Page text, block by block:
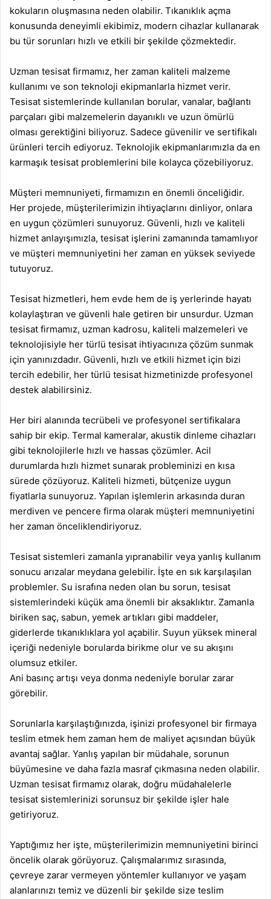
kokuların oluşmasına neden olabilir. Tıkanıklık açma
konusunda deneyimli ekibimiz, modern cihazlar kullanarak
bu tür sorunları hızlı ve etkili bir şekilde çözmektedir.
Uzman tesisat firmamız, her zaman kaliteli malzeme
kullanımı ve son teknoloji ekipmanlarla hizmet verir.
Tesisat sistemlerinde kullanılan borular, vanalar, bağlantı
parçaları gibi malzemelerin dayanıklı ve uzun ömürlü
olması gerektiğini biliyoruz. Sadece güvenilir ve sertifikalı
ürünleri tercih ediyoruz. Teknolojik ekipmanlarımızla da en
karmaşık tesisat problemlerini bile kolayca çözebiliyoruz.
Müşteri memnuniyeti, firmamızın en önemli önceliğidir.
Her projede, müşterilerimizin ihtiyaçlarını dinliyor, onlara
en uygun çözümleri sunuyoruz. Güvenli, hızlı ve kaliteli
hizmet anlayışımızla, tesisat işlerini zamanında tamamlıyor
ve müşteri memnuniyetini her zaman en yüksek seviyede
tutuyoruz.
Tesisat hizmetleri, hem evde hem de iş yerlerinde hayatı
kolaylaştıran ve güvenli hale getiren bir unsurdur. Uzman
tesisat firmamız, uzman kadrosu, kaliteli malzemeleri ve
teknolojisiyle her türlü tesisat ihtiyacınıza çözüm sunmak
için yanınızdadır. Güvenli, hızlı ve etkili hizmet için bizi
tercih edebilir, her türlü tesisat hizmetinizde profesyonel
destek alabilirsiniz.
Her biri alanında tecrübeli ve profesyonel sertifikalara
sahip bir ekip. Termal kameralar, akustik dinleme cihazları
gibi teknolojilerle hızlı ve hassas çözümler. Acil
durumlarda hızlı hizmet sunarak probleminizi en kısa
sürede çözüyoruz. Kaliteli hizmeti, bütçenize uygun
fiyatlarla sunuyoruz. Yapılan işlemlerin arkasında duran
merdiven ve pencere firma olarak müşteri memnuniyetini
her zaman önceliklendiriyoruz.
Tesisat sistemleri zamanla yıpranabilir veya yanlış kullanım
sonucu arızalar meydana gelebilir. İşte en sık karşılaşılan
problemler. Su israfına neden olan bu sorun, tesisat
sistemlerindeki küçük ama önemli bir aksaklıktır. Zamanla
biriken saç, sabun, yemek artıkları gibi maddeler,
giderlerde tıkanıklıklara yol açabilir. Suyun yüksek mineral
içeriği nedeniyle borularda birikme olur ve su akışını
olumsuz etkiler.
Ani basınç artışı veya donma nedeniyle borular zarar
görebilir.
Sorunlarla karşılaştığınızda, işinizi profesyonel bir firmaya
teslim etmek hem zaman hem de maliyet açısından büyük
avantaj sağlar. Yanlış yapılan bir müdahale, sorunun
büyümesine ve daha fazla masraf çıkmasına neden olabilir.
Uzman tesisat firmamız olarak, doğru müdahalelerle
tesisat sistemlerinizi sorunsuz bir şekilde işler hale
getiriyoruz.
Yaptığımız her işte, müşterilerimizin memnuniyetini birinci
öncelik olarak görüyoruz. Çalışmalarımız sırasında,
çevreye zarar vermeyen yöntemler kullanıyor ve yaşam
alanlarınızı temiz ve düzenli bir şekilde size teslim